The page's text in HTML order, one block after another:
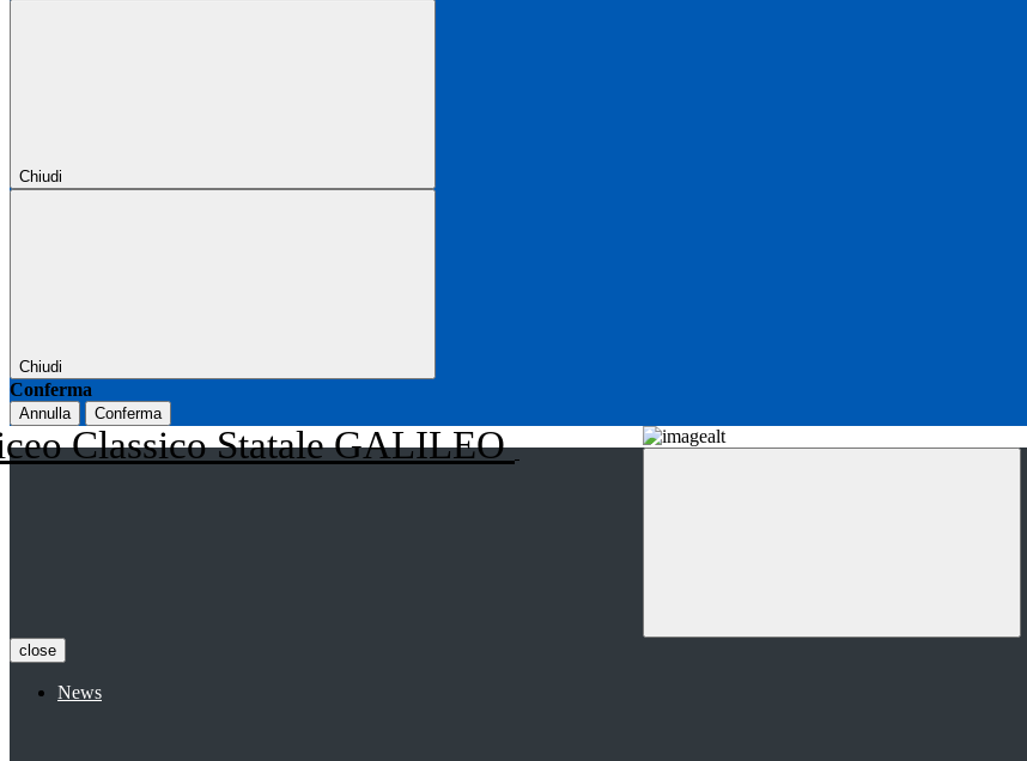
Chiudi
Chiudi
Conferma
Annulla Conferma
Classico Statale GALILEO
close
News